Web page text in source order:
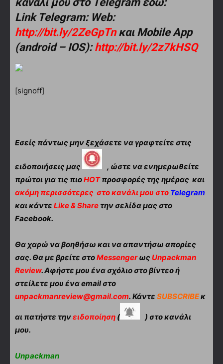
Link Telegram: Web:
http://bit.ly/2ZeGpTnκαι Mobile App
(android – IOS):http://bit.ly/2z7kHSQ
[signoff]
Εσείς πάντως μην ξεχάσετε να γραφτείτε στις
ειδοποιήσεις μας
, ώστε να ενημερωθείτε
πρώτοι για τις πιοHOTπροσφορές της ημέρας και
ακόμη περισσότερες στο κανάλι μου στο Telegram
και κάντε Like & Share την σελίδα μας στο
Facebook.
Θα χαρώ να βοηθήσω και να απαντήσω απορίες
σας. Θα με βρείτε στοMessengerως Unpackman
Review. Αφήστε μου ένα σχόλιο στο βίντεο ή
στείλετε μου ένα email στο
unpackmanreview@gmail.com. Κάντε SUBSCRIBEκ
αι πατήστε τηνειδοποίηση (
) στο κανάλι
μου.
Unpackman